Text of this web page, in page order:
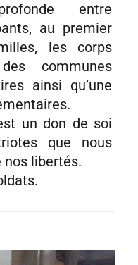
entre
au premier
les corps
communes
ainsi qu’une
un don de soi
que nous
nos libertés.